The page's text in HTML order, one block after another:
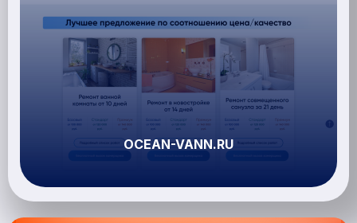
OCEAN-VANN.RU